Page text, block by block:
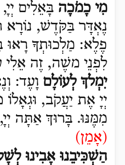
מִי כָמֹכָה בָּאֵלִים
נֶאְדָּר בַּקֹּדֶשׁ,
פֶלֶא: מַלְכוּתְךָ רָאוּ
לִפְנֵי משֶׁה, זֶה אֵלִי
יִמְלךְ לְעוֹלָם וָעֶד:
יְיָ אֶת יַעֲקֹב, וּגְאָלוֹ
מִמֶּנּוּ. בָּרוּךְ אַתָּה
(אָמֵן)
הַשְׁכִּיבֵנוּ אָבִינוּ